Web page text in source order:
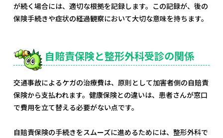
が続く場合には、適切な根拠を記録します。この記録が、後の
保険手続きや症状の経過観察において大切な意味を持ちます。
自賠責保険と整形外科受診の関係
交通事故によるケガの治療費は、原則として加害者側の自賠責
保険から支払われます。健康保険との違いは、患者さんが窓口
で費用を立て替える必要がない点です。
自賠責保険の手続きをスムーズに進めるためには、整形外科で